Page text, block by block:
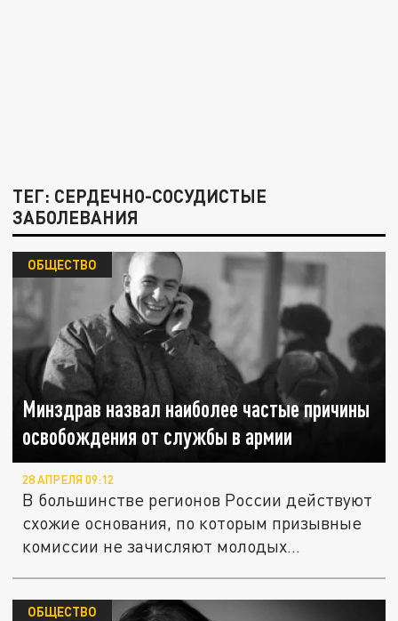
ТЕГ: СЕРДЕЧНО-СОСУДИСТЫЕ
ЗАБОЛЕВАНИЯ
Минздрав назвал наиболее частые причины
освобождения от службы в армии
ОБЩЕСТВО
28 АПРЕЛЯ 09:12
В большинстве регионов России действуют
схожие основания, по которым призывные
комиссии не зачисляют молодых...
ОБЩЕСТВО